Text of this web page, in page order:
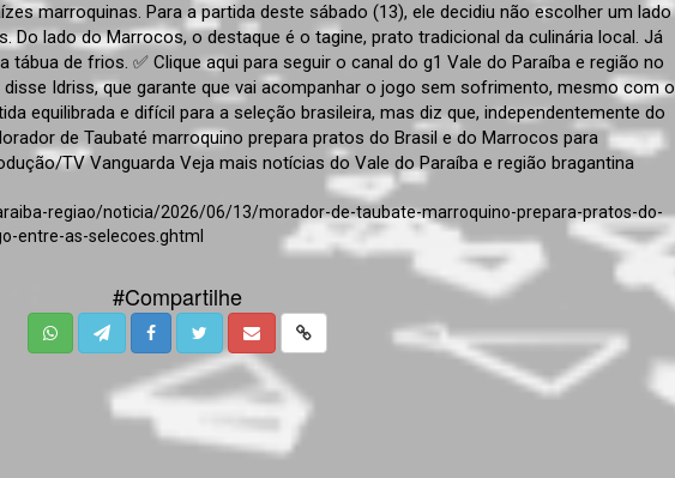
marroquinas. Para a partida deste sábado (13), ele decidiu não escolher um lado
Do lado do Marrocos, o destaque é o tagine, prato tradicional da culinária local. Já
tábua de frios. ✅ Clique aqui para seguir o canal do g1 Vale do Paraíba e região no
disse Idriss, que garante que vai acompanhar o jogo sem sofrimento, mesmo com o
equilibrada e difícil para a seleção brasileira, mas diz que, independentemente do
de Taubaté marroquino prepara pratos do Brasil e do Marrocos para
TV Vanguarda Veja mais notícias do Vale do Paraíba e região bragantina
regiao/noticia/2026/06/13/morador-de-taubate-marroquino-prepara-pratos-do-
entre-as-selecoes.ghtml
#Compartilhe